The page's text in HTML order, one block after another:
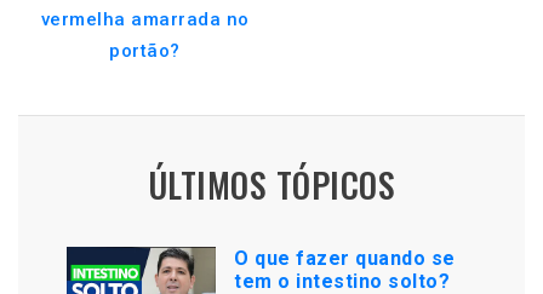
vermelha amarrada no
portão?
ÚLTIMOS TÓPICOS
O que fazer quando se
tem o intestino solto?